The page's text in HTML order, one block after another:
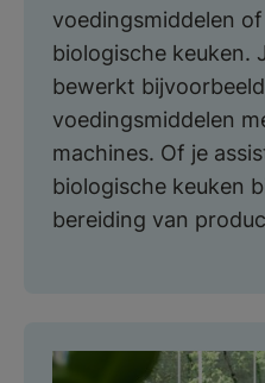
voedingsmiddelen
biologische keuken.
bewerkt
voedingsmiddelen
machines. Of je
biologische keuken
bereiding van